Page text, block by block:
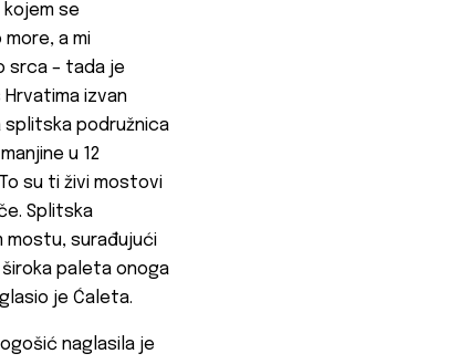
se
a mi
srca – tada je
izvan
splitska podružnica
u 12
su ti živi mostovi
Splitska
mostu, surađujući
paleta onoga
je Ćaleta.
naglasila je